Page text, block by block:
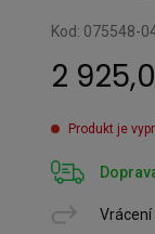
Kod: 075548-
2
Produkt je
Vrácení